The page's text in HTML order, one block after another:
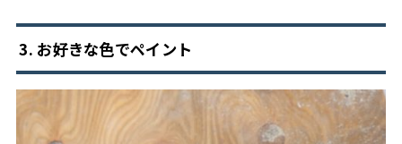
3. お好きな色でペイント